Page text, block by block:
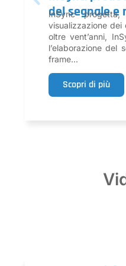
del segnale e
InSync
visualizzazione dei
oltre vent’anni,
l’elaborazione del
frame...
Scopri di più